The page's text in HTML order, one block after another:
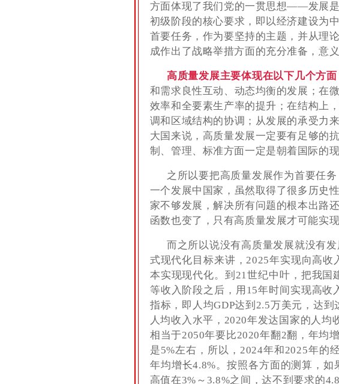
方面体现了我们党的一贯思想——发展
初级阶段的核心要求，即以经济建设为
首要任务，作为要坚持的主题，并从理
成作出了战略举措方面的充分准备，意义
高质量发展主要体现在以下几个方面
和需求良性互动、动态均衡的发展；在
效率和全要素生产率的提升；在结构上
调和区域结构的协调；从发展的承受力
大国来说，高质量发展一定要有足够的
制、管理、标准方面一定是朝着国际的
之所以要把高质量发展作为首要任
一个发展中国家，虽然取得了很多历史
家不够发展，解决所有问题的根本出路
函数也变了，只有高质量发展才可能实现
而之所以说没有高质量发展就没有
式现代化目标来讲，2025年实现向高
本实现现代化。到21世纪中叶，把我国
等收入阶段之后，用15年时间实现高
指标，即人均GDP达到2.5万美元，达
人均收入水平，2020年发达国家的人均
相当于2050年要比2020年翻2翻，年均
是5%左右，所以，2024年和2025年的
年均增长4.8%。按照各方面的测算，
高值在3%～3.8%之间，达不到要求的